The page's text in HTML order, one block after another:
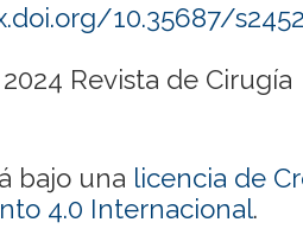
10.35687/
Revista de Cirugía
bajo una licencia de
4.0 Internacional.